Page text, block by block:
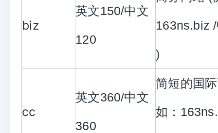
biz
英文150/中文
120
163ns.biz
)
cc
英文360/中文
360
简短的国
如：